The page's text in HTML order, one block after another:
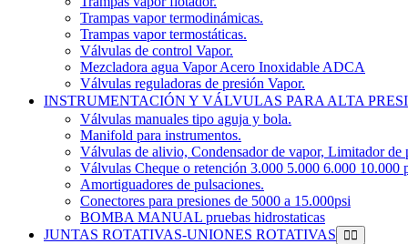
Trampas vapor termodinámicas.
Trampas vapor termostáticas.
Válvulas de control Vapor.
Mezcladora agua Vapor Acero Inoxidable ADCA
Válvulas reguladoras de presión Vapor.
INSTRUMENTACIÓN Y VÁLVULAS PARA ALTA
Válvulas manuales tipo aguja y bola.
Manifold para instrumentos.
Válvulas de alivio, Condensador de vapor, Limitador de
Válvulas Cheque o retención 3.000 5.000 6.000 10.000
Amortiguadores de pulsaciones.
Conectores para presiones de 5000 a 15.000psi
BOMBA MANUAL pruebas hidrostaticas
JUNTAS ROTATIVAS-UNIONES ROTATIVAS